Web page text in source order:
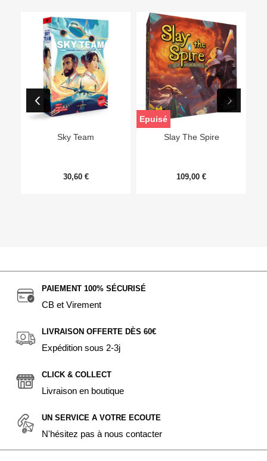
Sky Team
30,60 €
Slay The Spire
109,00 €
Epuisé
PAIEMENT 100% SÉCURISÉ
CB et Virement
LIVRAISON OFFERTE DÈS 60€
Expédition sous 2-3j
CLICK & COLLECT
Livraison en boutique
UN SERVICE A VOTRE ECOUTE
N'hésitez pas à nous contacter